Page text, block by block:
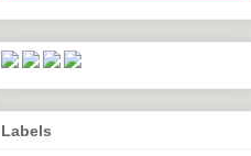
Labels